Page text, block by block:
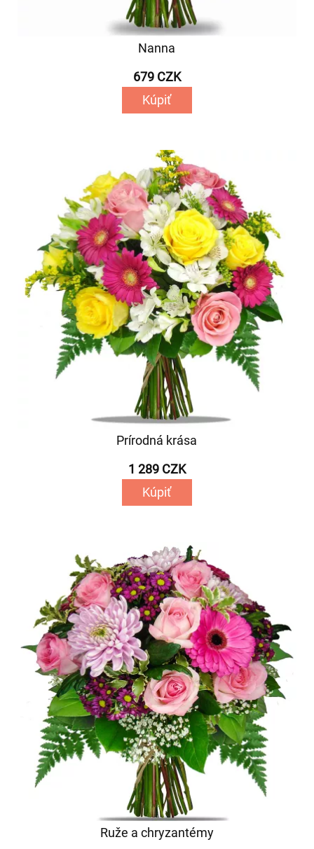
Nanna
679 CZK
Kúpiť
Prírodná krása
1 289 CZK
Kúpiť
Ruže a chryzantémy